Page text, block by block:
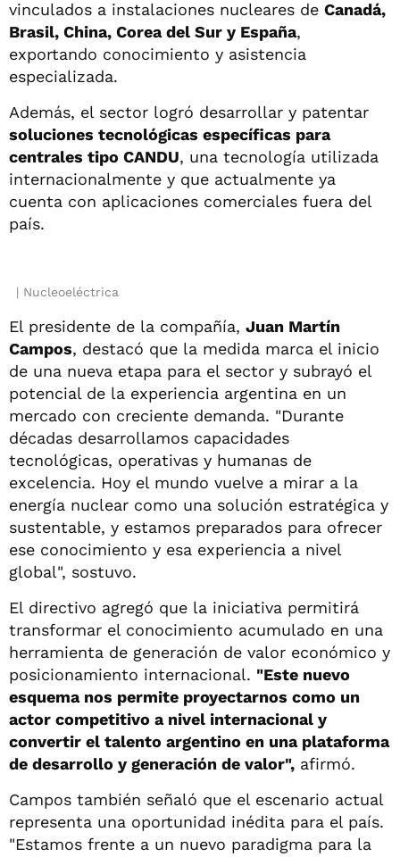
vinculados a instalaciones nucleares de Canadá,
Brasil, China, Corea del Sur y España,
exportando conocimiento y asistencia
especializada.
Además, el sector logró desarrollar y patentar
soluciones tecnológicas específicas para
centrales tipo CANDU, una tecnología utilizada
internacionalmente y que actualmente ya
cuenta con aplicaciones comerciales fuera del
país.
Nucleoeléctrica
El presidente de la compañía, Juan Martín
Campos, destacó que la medida marca el inicio
de una nueva etapa para el sector y subrayó el
potencial de la experiencia argentina en un
mercado con creciente demanda. "Durante
décadas desarrollamos capacidades
tecnológicas, operativas y humanas de
excelencia. Hoy el mundo vuelve a mirar a la
energía nuclear como una solución estratégica y
sustentable, y estamos preparados para ofrecer
ese conocimiento y esa experiencia a nivel
global", sostuvo.
El directivo agregó que la iniciativa permitirá
transformar el conocimiento acumulado en una
herramienta de generación de valor económico y
posicionamiento internacional. "Este nuevo
esquema nos permite proyectarnos como un
actor competitivo a nivel internacional y
convertir el talento argentino en una plataforma
de desarrollo y generación de valor", afirmó.
Campos también señaló que el escenario actual
representa una oportunidad inédita para el país.
"Estamos frente a un nuevo paradigma para la